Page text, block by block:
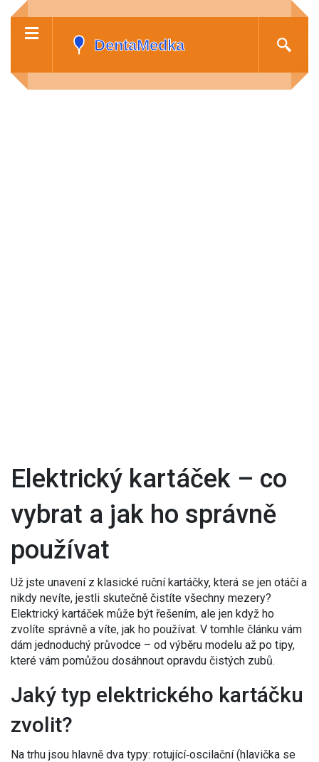
Elektrický kartáček – co
vybrat a jak ho správně
používat
Už jste unavení z klasické ruční kartáčky, která se jen otáčí a
nikdy nevíte, jestli skutečně čistíte všechny mezery?
Elektrický kartáček může být řešením, ale jen když ho
zvolíte správně a víte, jak ho používat. V tomhle článku vám
dám jednoduchý průvodce – od výběru modelu až po tipy,
které vám pomůžou dosáhnout opravdu čistých zubů.
Jaký typ elektrického kartáčku
zvolit?
Na trhu jsou hlavně dva typy: rotující‑oscilační (hlavička se